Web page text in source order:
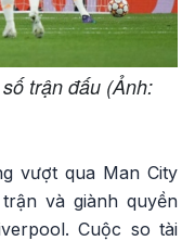
trận đấu (Ảnh:
vượt qua Man City
và giành quyền
Cuộc so tài